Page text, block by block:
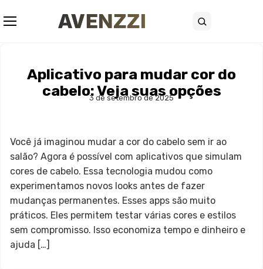
Buscar
Aplicativo para mudar cor do
cabelo: Veja suas opções
3 de setembro de 2025
Você já imaginou mudar a cor do cabelo sem ir ao
salão? Agora é possível com aplicativos que simulam
cores de cabelo. Essa tecnologia mudou como
experimentamos novos looks antes de fazer
mudanças permanentes. Esses apps são muito
práticos. Eles permitem testar várias cores e estilos
sem compromisso. Isso economiza tempo e dinheiro e
ajuda […]